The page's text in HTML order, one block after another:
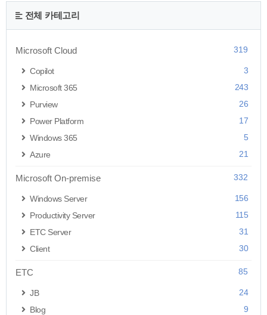
전체 카테고리
Microsoft Cloud 319
Copilot
3
Microsoft 365
243
Purview
26
Power Platform
17
Windows 365
5
Azure
21
Microsoft On-premise 332
Windows Server
156
Productivity Server
115
ETC Server
31
Client
30
ETC 85
JB
24
Blog
9